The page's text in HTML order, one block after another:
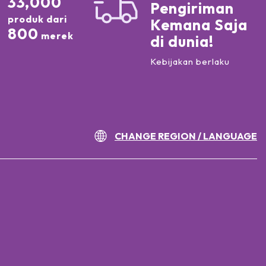
produk dari
800 merek
Pengiriman
Kemana Saja
di dunia!
Kebijakan berlaku
CHANGE REGION / LANGUAGE